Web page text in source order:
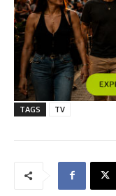
TAGS TV